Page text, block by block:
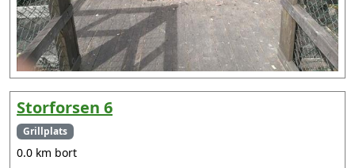
Storforsen 6
Grillplats
0.0 km bort